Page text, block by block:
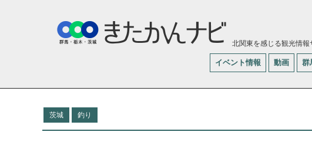
北関東を感じる観光情報
イベント情報 動画 群
茨城 釣り